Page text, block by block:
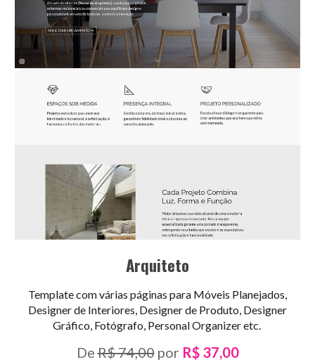
Arquiteto
Template com várias páginas para Móveis Planejados,
Designer de Interiores, Designer de Produto, Designer
Gráfico, Fotógrafo, Personal Organizeretc.
DeR$ 74,00por R$ 37,00